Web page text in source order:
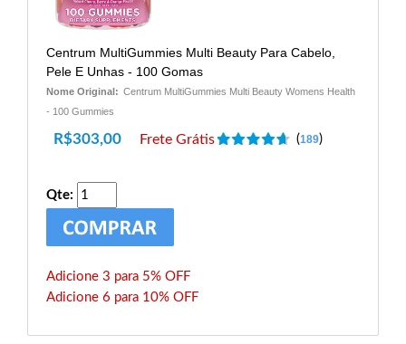
Centrum MultiGummies Multi Beauty Para Cabelo,
Pele E Unhas - 100 Gomas
Nome Original: Centrum MultiGummies Multi Beauty Womens Health
- 100 Gummies
R$303,00 Frete Grátis (189)
Qte:
Adicione 3 para 5% OFF
Adicione 6 para 10% OFF